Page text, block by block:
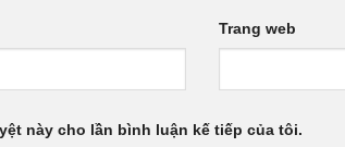
Trang web
này cho lần bình luận kế tiếp của tôi.